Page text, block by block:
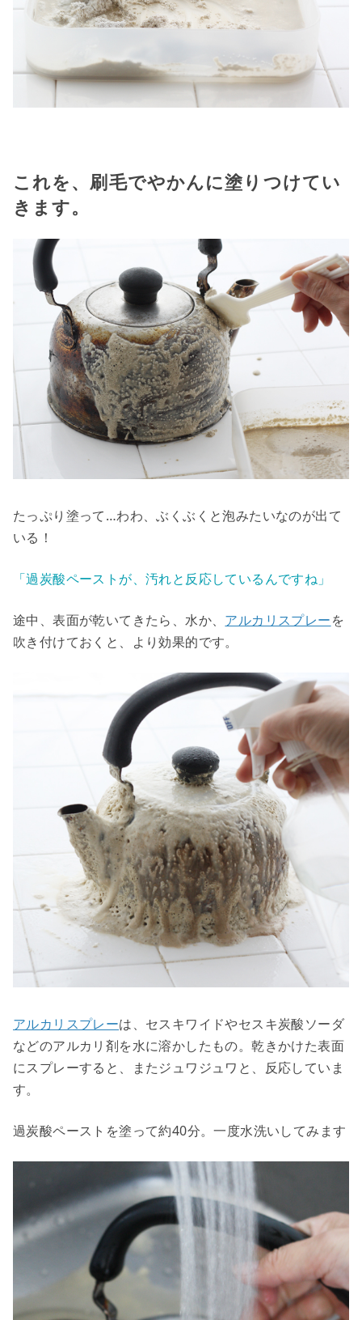
これを、刷毛でやかんに塗りつけてい
きます。
たっぷり塗って…わわ、ぶくぶくと泡みたいなのが出て
いる！
「過炭酸ペーストが、汚れと反応しているんですね」
途中、表面が乾いてきたら、水か、 アルカリスプレーを
吹き付けておくと、より効果的です。
アルカリスプレーは、セスキワイドやセスキ炭酸ソーダ
などのアルカリ剤を水に溶かしたもの。乾きかけた表面
にスプレーすると、またジュワジュワと、反応していま
す。
過炭酸ペーストを塗って約40分。一度水洗いしてみます